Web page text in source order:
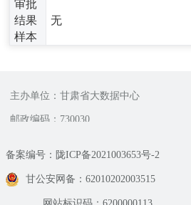
审批
结果
样本
无
主办单位：甘肃省大数据中心
邮政编码：730030
备案编号：陇ICP备2021003653号-2
甘公安网备：62010202003515
网站标识码：6200000113